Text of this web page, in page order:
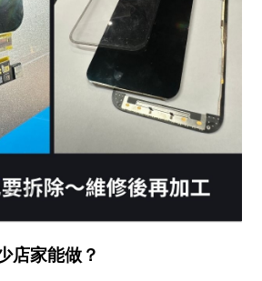
店家能做？